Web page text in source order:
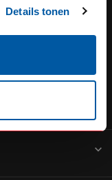
Details tonen